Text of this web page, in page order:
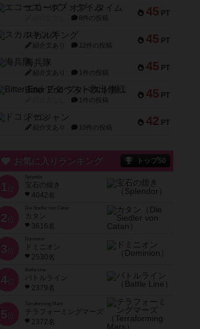
45 PT
エコーズ・オブ・タイム
8件の投稿
45 PT
スカルキング
紹介文あり 12件の投稿
45 PT
海兵隊
紹介文あり 1件の投稿
45 PT
Bitter End ブタペスト救出作戦
1件の投稿
42 PT
ドコジャン
紹介文あり 10件の投稿
お気に入りランキング トップ50
1 位
宝石の煌き
4042名
2 位
Die Siedler von Catan
カタン
3616名
3 位
ドミニオン
2530名
4位
Battle Line
バトルライン
2379名
5 位
Terraforming Mars
テラフォーミングマーズ
2372名